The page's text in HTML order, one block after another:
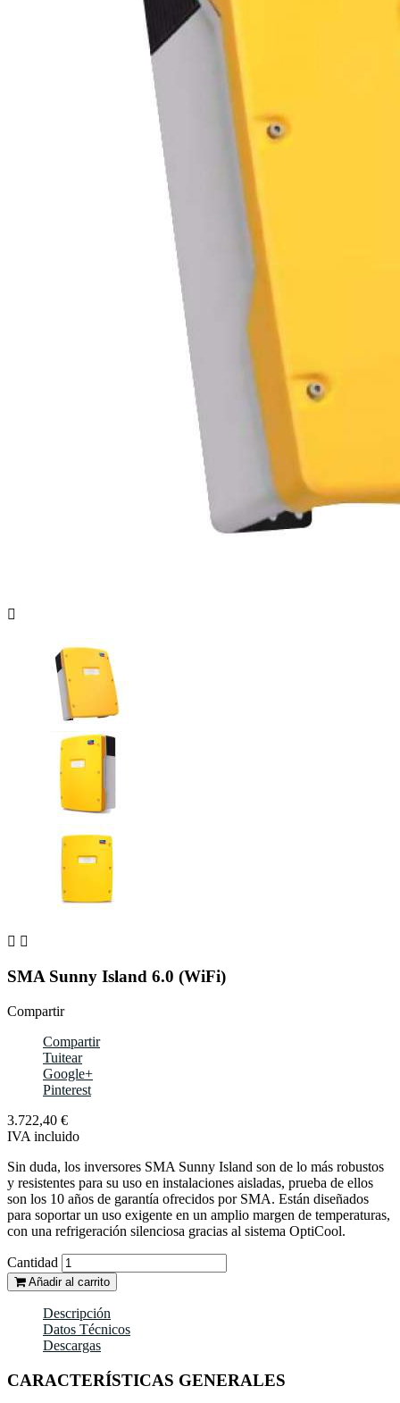

 
SMA Sunny Island 6.0 (WiFi)
Compartir
Compartir
Tuitear
Google+
Pinterest
3.722,40 €
IVA incluido
Sin duda, los inversores SMA Sunny Island son de lo más robustos
y resistentes para su uso en instalaciones aisladas, prueba de ellos
son los 10 años de garantía ofrecidos por SMA. Están diseñados
para soportar un uso exigente en un amplio margen de temperaturas,
con una refrigeración silenciosa gracias al sistema OptiCool.
Cantidad
Añadir al carrito
Descripción
Datos Técnicos
Descargas
CARACTERÍSTICAS GENERALES